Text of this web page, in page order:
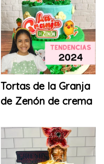
Tortas de la Granja
de Zenón de crema